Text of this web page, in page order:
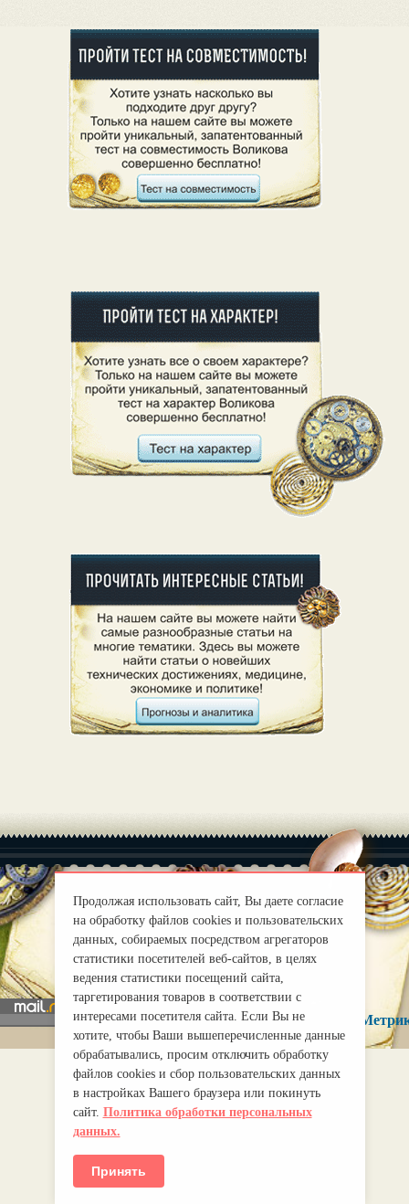
О нас
Правила
mirprognoz@mail.ru
Продолжая использовать сайт, Вы даете согласие
на обработку файлов cookies и пользовательских
данных, собираемых посредством агрегаторов
статистики посетителей веб-сайтов, в целях
ведения статистики посещений сайта,
таргетирования товаров в соответствии с
интересами посетителя сайта. Если Вы не
хотите, чтобы Ваши вышеперечисленные данные
обрабатывались, просим отключить обработку
файлов cookies и сбор пользовательских данных
в настройках Вашего браузера или покинуть
сайт. Политика обработки персональных
данных.
Принять